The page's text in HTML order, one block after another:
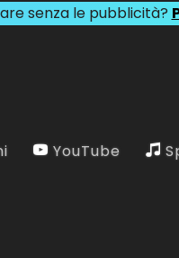
senza le pubblicità?
YouTube